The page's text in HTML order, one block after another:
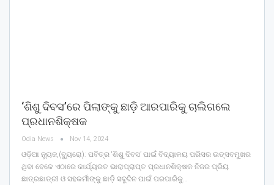
‘ଶିଶୁ ଦିବସ’ରେ ପିଲାଙ୍କୁ ଛାଡ଼ି ଆରପାରିକୁ ଚାଲିଗଲେ
ପ୍ରଧାନଶିକ୍ଷକ
Odia News Nov 14, 2024
ଓଡ଼ିଆ ନ୍ୟୁଜ,(ବ୍ୟୁରୋ): ପବିତ୍ର ‘ଶିଶୁ ଦିବସ’ ପାଇଁ ବିଦ୍ୟାଳୟ ପରିସର ଉତ୍ସବମୁଖର
ଥିବା ବେଳେ ଏଠାରେ କାର୍ଯ୍ୟରତ ଭାରାପ୍ରାପ୍ତ ପ୍ରଧାନଶିକ୍ଷକ ନିଜର ପ୍ରିୟ
ଛାତ୍ରଛାତ୍ରୀ ଓ ସହକର୍ମୀଙ୍କୁ ଛାଡ଼ି ସବୁଦିନ ପାଇଁ ପରପାରିକୁ…